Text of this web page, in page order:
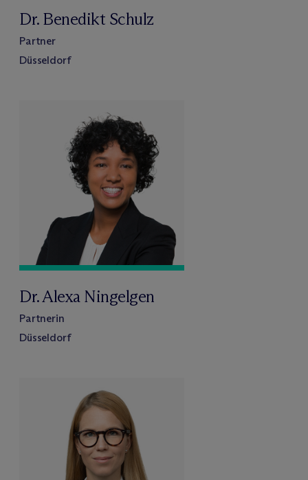
Dr. Benedikt Schulz
Partner
Düsseldorf
Dr. Alexa Ningelgen
Partnerin
Düsseldorf